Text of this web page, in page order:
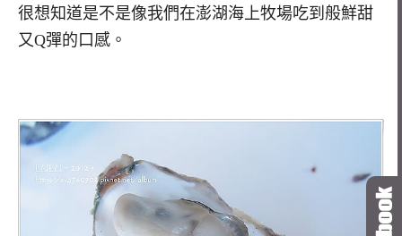
很想知道是不是像我們在澎湖海上牧場吃到般鮮甜
又Q彈的口感。